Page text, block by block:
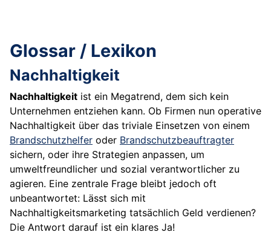
Glossar / Lexikon
Nachhaltigkeit
Nachhaltigkeit ist ein Megatrend, dem sich kein
Unternehmen entziehen kann. Ob Firmen nun operative
Nachhaltigkeit über das triviale Einsetzen von einem
Brandschutzhelfer oder Brandschutzbeauftragter
sichern, oder ihre Strategien anpassen, um
umweltfreundlicher und sozial verantwortlicher zu
agieren. Eine zentrale Frage bleibt jedoch oft
unbeantwortet: Lässt sich mit
Nachhaltigkeitsmarketing tatsächlich Geld verdienen?
Die Antwort darauf ist ein klares Ja!